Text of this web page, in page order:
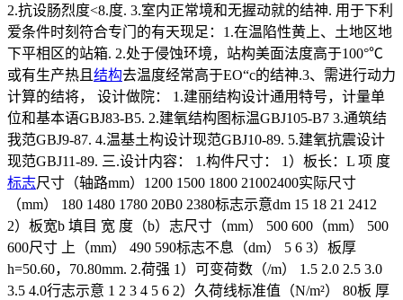
2.抗设肠烈度<8.度. 3.室内正常境和无握动就的结神. 用于下利
爱条件时刻符合专门的有天现足：1.在温陷性黄上、土地区地
下平相区的站箱. 2.处于侵蚀环境，站构美面法度高于100°℃
或有生产热且结构去温度经常高于EO“c的结神.3、需进行动力
计算的结将， 设计做院： 1.建丽结构设计通用特号，计量单
位和基本语GBJ83-B5. 2.建氧结构图标温GBJ105-B7 3.通筑结
我范GBJ9-87. 4.温基土构设计现范GBJ10-89. 5.建氧抗震设计
现范GBJ11-89. 三.设计内容： 1.构件尺寸： 1）板长：L 项 度
标志尺寸（轴路mm）1200 1500 1800 21002400实际尺寸
（mm） 180 1480 1780 20B0 2380标志示意dm 15 18 21 2412
2）板宽b 填目 宽 度（b）志尺寸（mm） 500 600（mm） 500
600尺寸 上（mm） 490 590标志不息（dm） 5 6 3）板厚
h=50.60，70.80mm. 2.荷强 1）可变荷数（/m） 1.5 2.0 2.5 3.0
3.5 4.0行志示意 1 2 3 4 5 6 2）久荷线标准值（N/m²） 80板 厚